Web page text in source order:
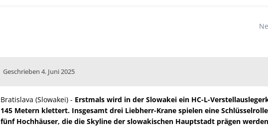
Geschrieben 4. Juni 2025
Bratislava (Slowakei) - Erstmals wird in der Slowakei ein HC-L-
145 Metern klettert. Insgesamt drei Liebherr-Krane spielen eine
fünf Hochhäuser, die die Skyline der slowakischen Hauptstadt prägen